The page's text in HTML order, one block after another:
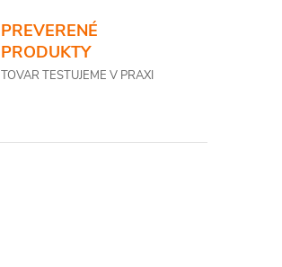
PREVERENÉ
PRODUKTY
TOVAR TESTUJEME V PRAXI